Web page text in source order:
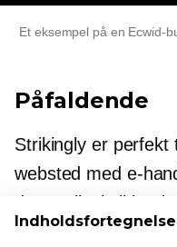
Et eksempel på en Ecwid-
Påfaldende
Strikingly er perfekt
websted med e-
dog muligvis ikke
websteder på
Indholdsfortegnelse